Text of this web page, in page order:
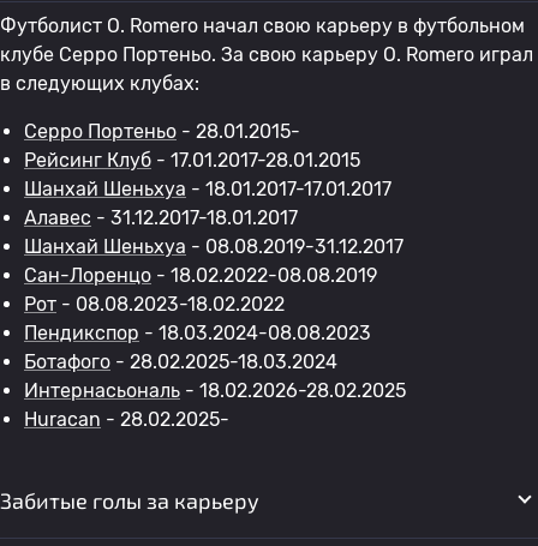
Футболист O. Romero начал свою карьеру в футбольном
клубе Серро Портеньо. За свою карьеру O. Romero играл
в следующих клубах:
Серро Портеньо - 28.01.2015-
Рейсинг Клуб - 17.01.2017-28.01.2015
Шанхай Шеньхуа - 18.01.2017-17.01.2017
Алавес - 31.12.2017-18.01.2017
Шанхай Шеньхуа - 08.08.2019-31.12.2017
Сан-Лоренцо - 18.02.2022-08.08.2019
Рот - 08.08.2023-18.02.2022
Пендикспор - 18.03.2024-08.08.2023
Ботафого - 28.02.2025-18.03.2024
Интернасьональ - 18.02.2026-28.02.2025
Huracan - 28.02.2025-
Забитые голы за карьеру